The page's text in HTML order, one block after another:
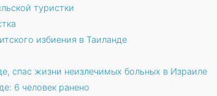
туристки
избиения в Таиланде
спас жизни неизлечимых больных в Израиле
6 человек ранено